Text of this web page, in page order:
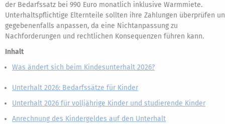
der Bedarfssatz bei 990 Euro monatlich inklusive Warmmiete.
Unterhaltspflichtige Elternteile sollten ihre Zahlungen überprüfen
gegebenenfalls anpassen, da eine Nichtanpassung zu
Nachforderungen und rechtlichen Konsequenzen führen kann.
Inhalt
Was ändert sich beim Kindesunterhalt 2026?
Unterhalt 2026: Bedarfssätze für Kinder
Unterhalt 2026 für volljährige Kinder und studierende Kinder
Anrechnung des Kindergeldes auf den Unterhalt